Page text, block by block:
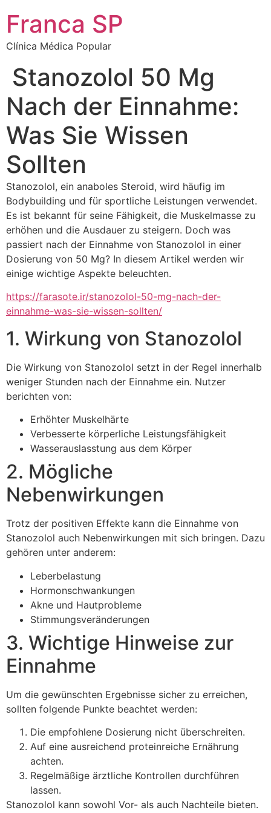
para
conteúdo
Franca SP
Clínica Médica Popular
Stanozolol 50 Mg
Nach der Einnahme:
Was Sie Wissen
Sollten
Stanozolol, ein anaboles Steroid, wird häufig im
Bodybuilding und für sportliche Leistungen verwendet.
Es ist bekannt für seine Fähigkeit, die Muskelmasse zu
erhöhen und die Ausdauer zu steigern. Doch was
passiert nach der Einnahme von Stanozolol in einer
Dosierung von 50 Mg? In diesem Artikel werden wir
einige wichtige Aspekte beleuchten.
https://farasote.ir/stanozolol-50-mg-nach-der-
einnahme-was-sie-wissen-sollten/
1. Wirkung von Stanozolol
Die Wirkung von Stanozolol setzt in der Regel innerhalb
weniger Stunden nach der Einnahme ein. Nutzer
berichten von:
Erhöhter Muskelhärte
Verbesserte körperliche Leistungsfähigkeit
Wasserauslasstung aus dem Körper
2. Mögliche
Nebenwirkungen
Trotz der positiven Effekte kann die Einnahme von
Stanozolol auch Nebenwirkungen mit sich bringen. Dazu
gehören unter anderem:
Leberbelastung
Hormonschwankungen
Akne und Hautprobleme
Stimmungsveränderungen
3. Wichtige Hinweise zur
Einnahme
Um die gewünschten Ergebnisse sicher zu erreichen,
sollten folgende Punkte beachtet werden:
Die empfohlene Dosierung nicht überschreiten.
Auf eine ausreichend proteinreiche Ernährung
achten.
Regelmäßige ärztliche Kontrollen durchführen
lassen.
Stanozolol kann sowohl Vor- als auch Nachteile bieten.